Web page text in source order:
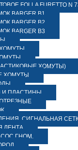
FOLLA FURETTO N
BARGER B1
BARGER B2
BARGER B3
ХОМУТЫ)
ХОМУТЫ
И ПЛАСТИНЫ
СИГНАЛЬНАЯ
ЛЕНТА
ГНОМ.